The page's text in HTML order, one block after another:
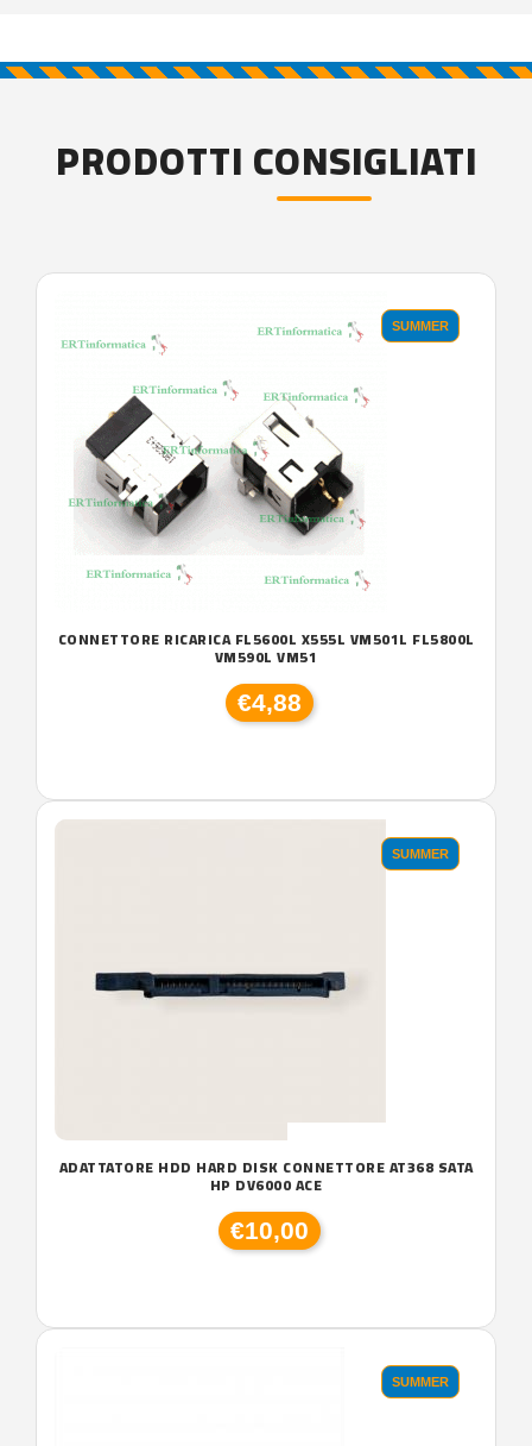
PRODOTTI CONSIGLIATI
SUMMER
CONNETTORE RICARICA FL5600L X555L VM501L FL5800L
VM590L VM51
€4,88
SUMMER
ADATTATORE HDD HARD DISK CONNETTORE AT368 SATA
HP DV6000 ACE
€10,00
SUMMER